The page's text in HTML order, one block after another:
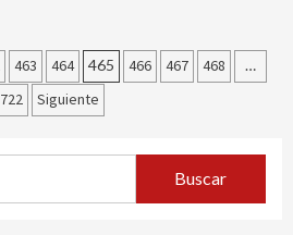
463 464 465 466 467 468 …
722 Siguiente